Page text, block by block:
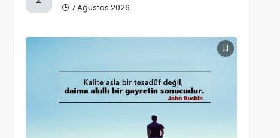
7 Ağustos 2026